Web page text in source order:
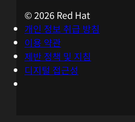
© 2026 Red Hat
개인 정보 취급 방침
이용 약관
제반 정책 및 지침
디지털 접근성